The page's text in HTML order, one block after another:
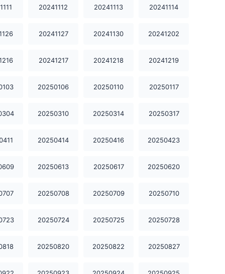
20250310 20250314 20250317
20250319 20250320 20250321
20250609 20250613 20250617
20250620 20250623 20250626
20250630 20250701 20250702
20250703 20250704 20250707
20241112 20241113 20241114
20241127 20241130 20241202
20241217 20241218 20241219
20250106 20250110 20250117
20250310 20250314 20250317
20250414 20250416 20250423
20250613 20250617 20250620
20250708 20250709 20250710
20250724 20250725 20250728
20250820 20250822 20250827